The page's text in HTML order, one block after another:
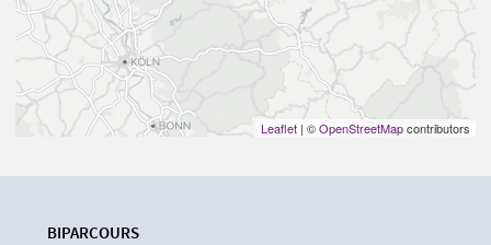
Leaflet | ©OpenStreetMapcontributors
BIPARCOURS